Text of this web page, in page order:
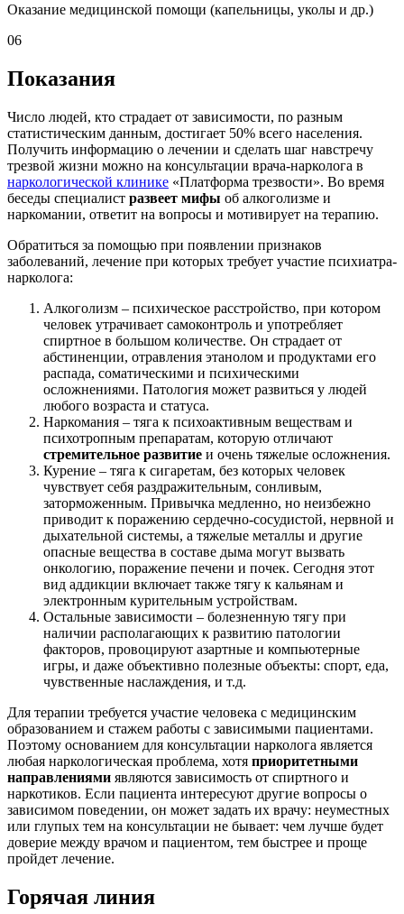
Оказание медицинской помощи (капельницы, уколы и др.)
06
Показания
Число людей, кто страдает от зависимости, по разным
статистическим данным, достигает 50% всего населения.
Получить информацию о лечении и сделать шаг навстречу
трезвой жизни можно на консультации врача-нарколога в
наркологической клинике «Платформа трезвости». Во время
беседы специалист развеет мифы об алкоголизме и
наркомании, ответит на вопросы и мотивирует на терапию.
Обратиться за помощью при появлении признаков
заболеваний, лечение при которых требует участие психиатра-
нарколога:
Алкоголизм – психическое расстройство, при котором
человек утрачивает самоконтроль и употребляет
спиртное в большом количестве. Он страдает от
абстиненции, отравления этанолом и продуктами его
распада, соматическими и психическими
осложнениями. Патология может развиться у людей
любого возраста и статуса.
Наркомания – тяга к психоактивным веществам и
психотропным препаратам, которую отличают
стремительное развитие и очень тяжелые осложнения.
Курение – тяга к сигаретам, без которых человек
чувствует себя раздражительным, сонливым,
заторможенным. Привычка медленно, но неизбежно
приводит к поражению сердечно-сосудистой, нервной и
дыхательной системы, а тяжелые металлы и другие
опасные вещества в составе дыма могут вызвать
онкологию, поражение печени и почек. Сегодня этот
вид аддикции включает также тягу к кальянам и
электронным курительным устройствам.
Остальные зависимости – болезненную тягу при
наличии располагающих к развитию патологии
факторов, провоцируют азартные и компьютерные
игры, и даже объективно полезные объекты: спорт, еда,
чувственные наслаждения, и т.д.
Для терапии требуется участие человека с медицинским
образованием и стажем работы с зависимыми пациентами.
Поэтому основанием для консультации нарколога является
любая наркологическая проблема, хотя приоритетными
направлениями являются зависимость от спиртного и
наркотиков. Если пациента интересуют другие вопросы о
зависимом поведении, он может задать их врачу: неуместных
или глупых тем на консультации не бывает: чем лучше будет
доверие между врачом и пациентом, тем быстрее и проще
пройдет лечение.
Горячая линия